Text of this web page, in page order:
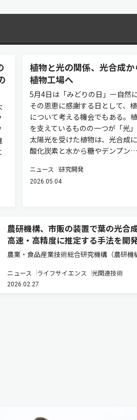
植物と光の関係、光合成
植物工場へ
5月4日は「みどりの日」ー自然
その恩恵に感謝する日として、
について考える機会でもある。
を支えているものの一つが「光」
太陽光を受けた植物は、光合成
酸化炭素と水から糖やデンプン…
ニュース 研究開発
2026.05.04
農研機構、市販の装置で葉の光合
高速・高精度に推定する手法を開
農業・食品産業技術総合研究機構（農研機
わせ、葉の光合成速度を高速かつ高精度に
法を開発した（ニュースリリース）。 光合
ニュース ライフサイエンス 光関連技術
2026.02.27